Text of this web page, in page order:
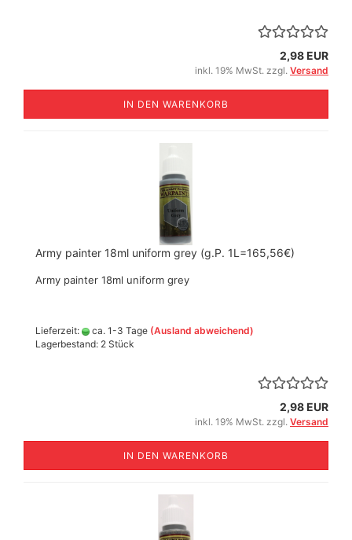
2,98 EUR
inkl. 19% MwSt. zzgl. Versand
IN DEN WARENKORB
Army painter 18ml uniform grey (g.P. 1L=165,56€)
Army painter 18ml uniform grey
Lieferzeit: ca. 1-3 Tage (Ausland abweichend)
Lagerbestand: 2 Stück
2,98 EUR
inkl. 19% MwSt. zzgl. Versand
IN DEN WARENKORB